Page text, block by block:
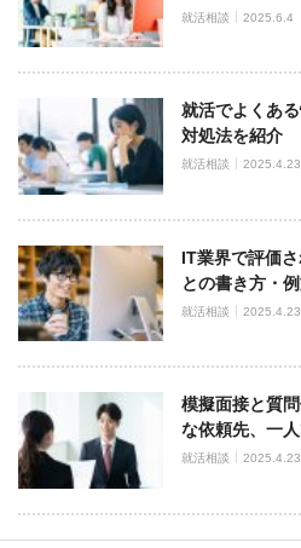
就活相談 2025.6.4
就活でよくあ
対処法を紹介
就活相談 2025.4.23
IT業界で評価
との書き方・例
就活相談 2025.4.23
模擬面接と質
な依頼先、一
就活相談 2025.4.23